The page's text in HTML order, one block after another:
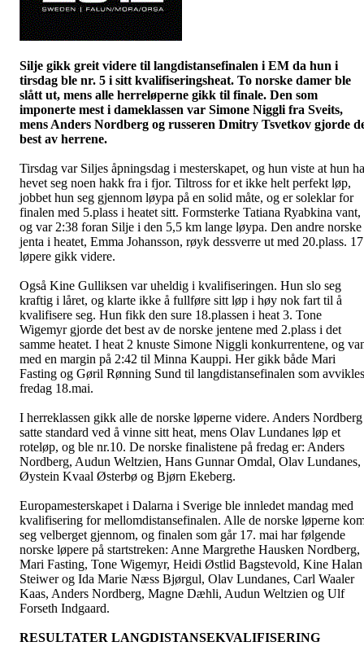
Silje gikk greit videre til langdistansefinalen i EM da hun i
tirsdag ble nr. 5 i sitt kvalifiseringsheat. To norske damer ble
slått ut, mens alle herreløperne gikk til finale. Den som
imponerte mest i dameklassen var Simone Niggli fra Sveits,
mens Anders Nordberg og russeren Dmitry Tsvetkov gjorde
best av herrene.
Tirsdag var Siljes åpningsdag i mesterskapet, og hun viste at hun
hevet seg noen hakk fra i fjor. Tiltross for et ikke helt perfekt løp,
jobbet hun seg gjennom løypa på en solid måte, og er soleklar for
finalen med 5.plass i heatet sitt. Formsterke Tatiana Ryabkina vant,
og var 2:38 foran Silje i den 5,5 km lange løypa. Den andre norske
jenta i heatet, Emma Johansson, røyk dessverre ut med 20.plass. 17
løpere gikk videre.
Også Kine Gulliksen var uheldig i kvalifiseringen. Hun slo seg
kraftig i låret, og klarte ikke å fullføre sitt løp i høy nok fart til å
kvalifisere seg. Hun fikk den sure 18.plassen i heat 3. Tone
Wigemyrgjorde det best av de norske jentene med 2.plass i det
samme heatet. I heat 2 knuste Simone Niggli konkurrentene, og
med en margin på 2:42 til Minna Kauppi. Her gikk både Mari
Fasting og Gøril Rønning Sund til langdistansefinalen som avvikles
fredag 18.mai.
I herreklassen gikk alle de norske løperne videre. Anders Nordberg
satte standard ved å vinne sitt heat, mens Olav Lundanes løp et
roteløp, og ble nr.10. De norske finalistene på fredag er: Anders
Nordberg, Audun Weltzien, Hans Gunnar Omdal, Olav Lundanes,
Øystein Kvaal Østerbø og Bjørn Ekeberg.
Europamesterskapet i Dalarna i Sverige ble innledet mandag med
kvalifisering for mellomdistansefinalen. Alle de norske løperne
seg velberget gjennom, og finalen som går 17. mai har følgende
norske løpere på startstreken: Anne Margrethe Hausken Nordberg,
Mari Fasting, Tone Wigemyr, Heidi Østlid Bagstevold, Kine Halan
Steiwerog Ida Marie Næss Bjørgul, Olav Lundanes, Carl Waaler
Kaas, Anders Nordberg, Magne Dæhli, Audun Weltzien og Ulf
Forseth Indgaard.
RESULTATER LANGDISTANSEKVALIFISERING